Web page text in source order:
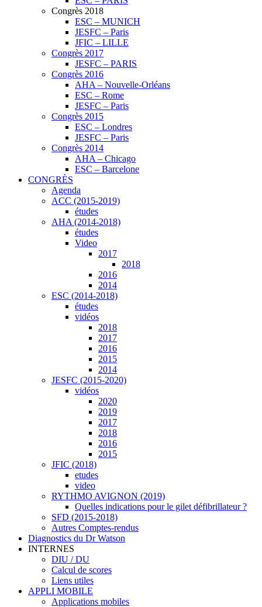
Congrès 2018
ESC – MUNICH
JESFC – Paris
JFIC – LILLE
Congrès 2017
JESFC – PARIS
Congrès 2016
AHA – Nouvelle-Orléans
ESC – Rome
JESFC – Paris
Congrès 2015
ESC – Londres
JESFC – Paris
Congrès 2014
AHA – Chicago
ESC – Barcelone
CONGRÈS
Agenda
ACC (2015-2019)
études
AHA (2014-2018)
études
Video
2017
2018
2016
2014
ESC (2014-2018)
études
vidéos
2018
2017
2016
2015
2014
JESFC (2015-2020)
vidéos
2020
2019
2017
2018
2016
2015
JFIC (2018)
etudes
video
RYTHMO AVIGNON (2019)
Quelles indications pour le gilet défibrillateur ?
SFD (2015-2018)
Autres Comptes-rendus
Diagnostics du Dr Watson
INTERNES
DIU / DU
Calcul de scores
Liens utiles
APPLI MOBILE
Applications mobiles